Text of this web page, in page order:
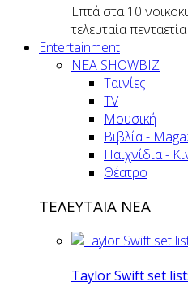
Επτά στα 10
τελευταία
Entertainment
ΝΕΑ SHOWBIZ
Ταινίες
TV
Μουσική
Βιβλία -
Παιχνίδια -
Θέατρο
ΤΕΛΕΥΤΑΙΑ ΝΕΑ
Taylor Swift set